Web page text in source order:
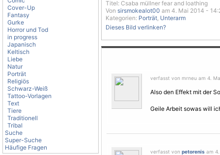
Cover-Up
Fantasy
Gurke
Horror und Tod
in progress
Japanisch
Keltisch
Liebe
Natur
Porträt
Religiös
Schwarz-Weiß
Tattoo-Vorlagen
Text
Tiere
Traditionell
Tribal
Suche
Super-Suche
Häufige Fragen
Titel: Csaba müllner fear and loathing
Von sirsmokealot00 am 4. Mai 2014 -
Kategorien: Porträt, Unterarm
Dieses Bild verlinken?
verfasst von mrneu am 4.
Also den Effekt mit der
Geile Arbeit sowas will
verfasst von petorenis am